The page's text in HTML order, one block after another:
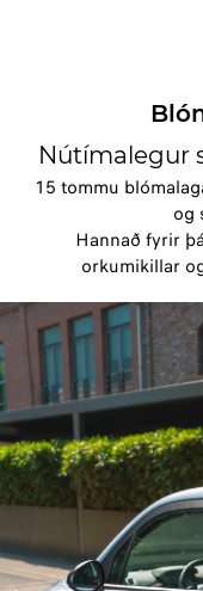
Nútímalegur
15 tommu
og
Hannað fyrir
orkumikillar